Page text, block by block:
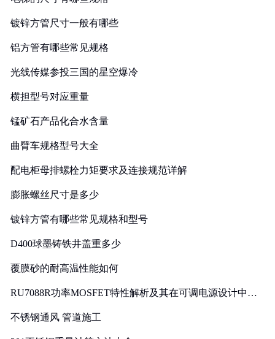
镀锌方管尺寸一般有哪些
铝方管有哪些常见规格
光线传媒参投三国的星空爆冷
横担型号对应重量
锰矿石产品化合水含量
曲臂车规格型号大全
配电柜母排螺栓力矩要求及连接规范详解
膨胀螺丝尺寸是多少
镀锌方管有哪些常见规格和型号
D400球墨铸铁井盖重多少
覆膜砂的耐高温性能如何
RU7088R功率MOSFET特性解析及其在可调电源设计中的
不锈钢通风 管道施工